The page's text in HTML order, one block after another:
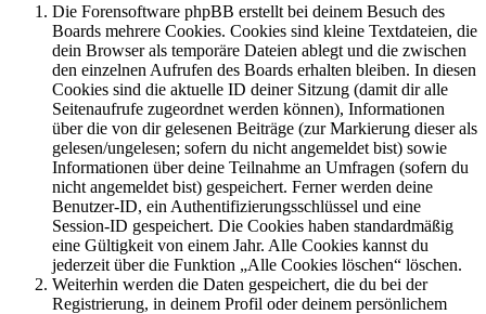
Die Forensoftware phpBB erstellt bei deinem Besuch des
Boards mehrere Cookies. Cookies sind kleine Textdateien, die
dein Browser als temporäre Dateien ablegt und die zwischen
den einzelnen Aufrufen des Boards erhalten bleiben. In diesen
Cookies sind die aktuelle ID deiner Sitzung (damit dir alle
Seitenaufrufe zugeordnet werden können), Informationen
über die von dir gelesenen Beiträge (zur Markierung dieser als
gelesen/ungelesen; sofern du nicht angemeldet bist) sowie
Informationen über deine Teilnahme an Umfragen (sofern du
nicht angemeldet bist) gespeichert. Ferner werden deine
Benutzer-ID, ein Authentifizierungsschlüssel und eine
Session-ID gespeichert. Die Cookies haben standardmäßig
eine Gültigkeit von einem Jahr. Alle Cookies kannst du
jederzeit über die Funktion „Alle Cookies löschen“ löschen.
Weiterhin werden die Daten gespeichert, die du bei der
Registrierung, in deinem Profil oder deinem persönlichem